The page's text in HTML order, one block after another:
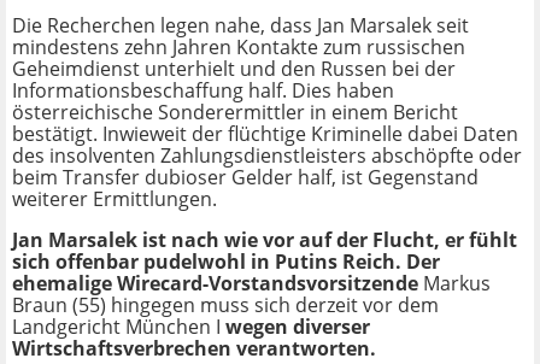
Die Recherchen legen nahe, dass Jan Marsalek seit
mindestens zehn Jahren Kontakte zum russischen
Geheimdienst unterhielt und den Russen bei der
Informationsbeschaffung half. Dies haben
österreichische Sonderermittler in einem Bericht
bestätigt. Inwieweit der flüchtige Kriminelle dabei Daten
des insolventen Zahlungsdienstleisters abschöpfte oder
beim Transfer dubioser Gelder half, ist Gegenstand
weiterer Ermittlungen.
Jan Marsalek ist nach wie vor auf der Flucht, er fühlt
sich offenbar pudelwohl in Putins Reich. Der
ehemalige Wirecard-Vorstandsvorsitzende Markus
Braun (55) hingegen muss sich derzeit vor dem
Landgericht München I wegen diverser
Wirtschaftsverbrechen verantworten.